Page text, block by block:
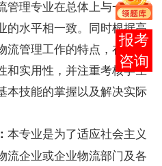
理专业在总体上与一般全
的水平相一致。同时根据高
流管理工作的特点，在专业
和实用性，并注重考核学生
本技能的掌握以及解决实际
本专业是为了适应社会主义
流企业或企业物流部门及各
在线
客服